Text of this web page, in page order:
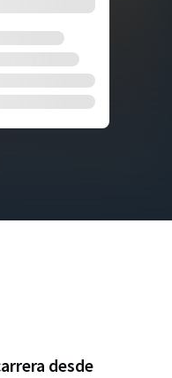
desde